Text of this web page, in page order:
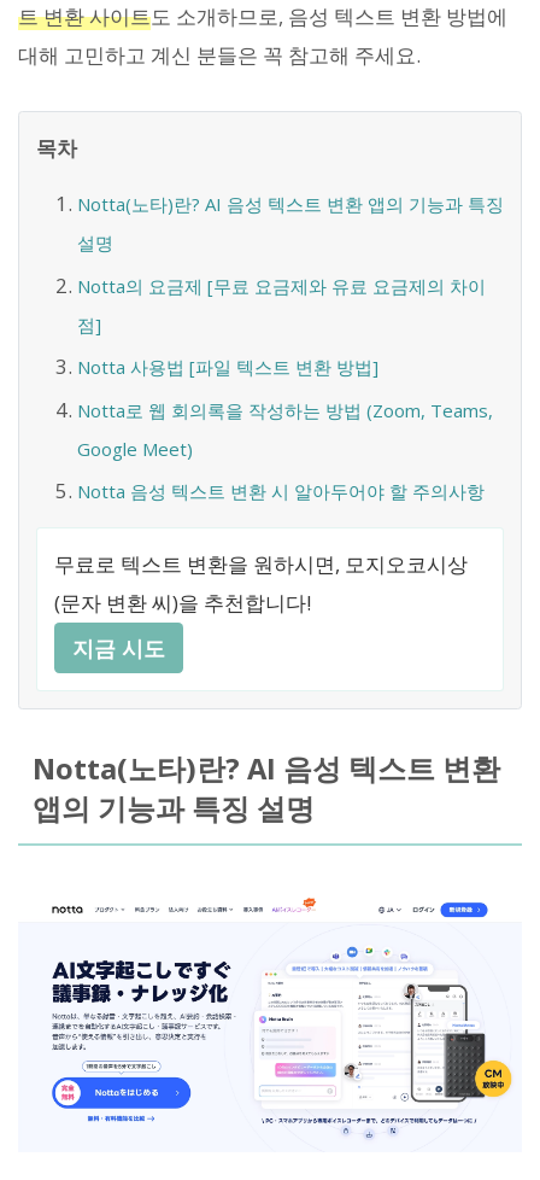
트 변환 사이트도 소개하므로, 음성 텍스트 변환 방법에
대해 고민하고 계신 분들은 꼭 참고해 주세요.
목차
Notta(노타)란? AI 음성 텍스트 변환 앱의 기능과 특징
설명
Notta의 요금제 [무료 요금제와 유료 요금제의 차이
점]
Notta 사용법 [파일 텍스트 변환 방법]
Notta로 웹 회의록을 작성하는 방법 (Zoom, Teams,
Google Meet)
Notta 음성 텍스트 변환 시 알아두어야 할 주의사항
무료로 텍스트 변환을 원하시면, 모지오코시상
(문자 변환 씨)을 추천합니다!
지금 시도
Notta(노타)란? AI 음성 텍스트 변환
앱의 기능과 특징 설명